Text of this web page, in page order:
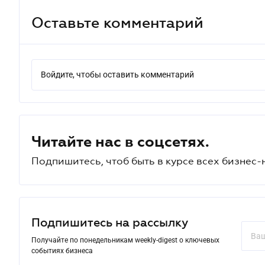
Оставьте комментарий
Войдите, чтобы оставить комментарий
Читайте нас в соцсетях.
Подпишитесь, чтоб быть в курсе всех бизнес-
Подпишитесь на рассылку
Получайте по понедельникам weekly-digest о ключевых
событиях бизнеса